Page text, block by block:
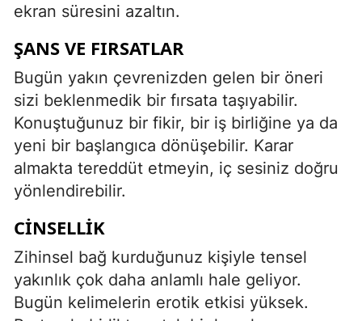
ekran süresini azaltın.
ŞANS VE FIRSATLAR
Bugün yakın çevrenizden gelen bir öneri
sizi beklenmedik bir fırsata taşıyabilir.
Konuştuğunuz bir fikir, bir iş birliğine ya da
yeni bir başlangıca dönüşebilir. Karar
almakta tereddüt etmeyin, iç sesiniz doğru
yönlendirebilir.
CINSELLIK
Zihinsel bağ kurduğunuz kişiyle tensel
yakınlık çok daha anlamlı hale geliyor.
Bugün kelimelerin erotik etkisi yüksek.